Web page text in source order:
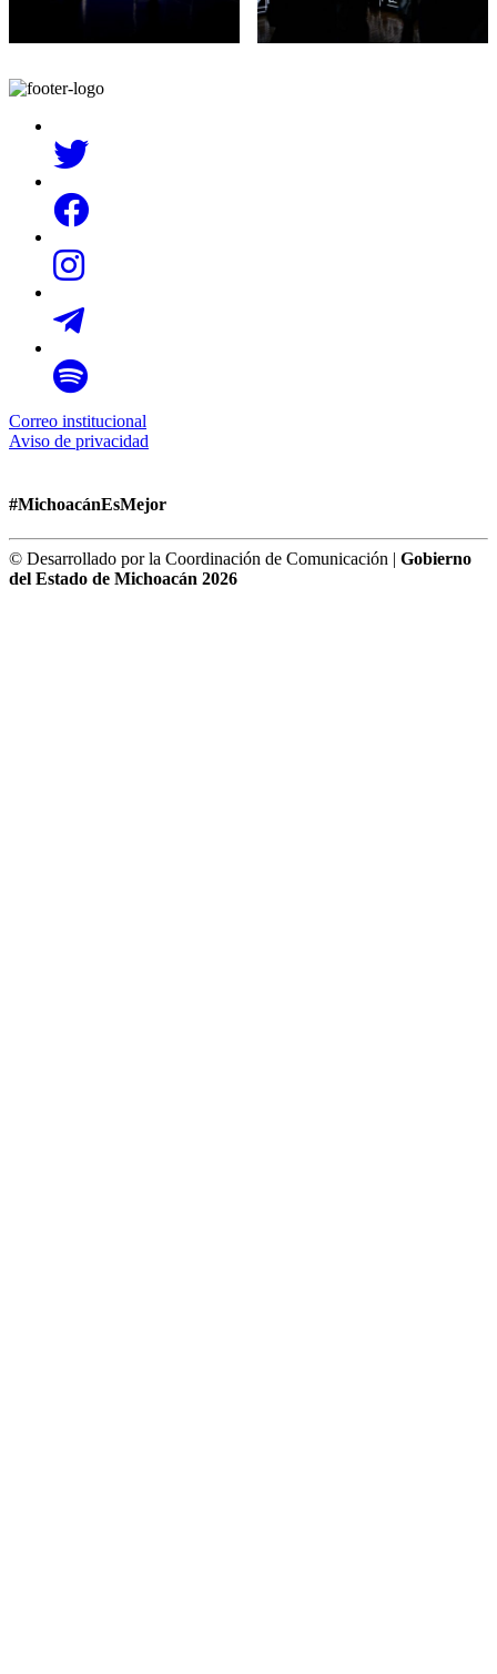
Correo institucional
Aviso de privacidad
#MichoacánEsMejor
© Desarrollado por la Coordinación de Comunicación | Gobierno
del Estado de Michoacán 2026